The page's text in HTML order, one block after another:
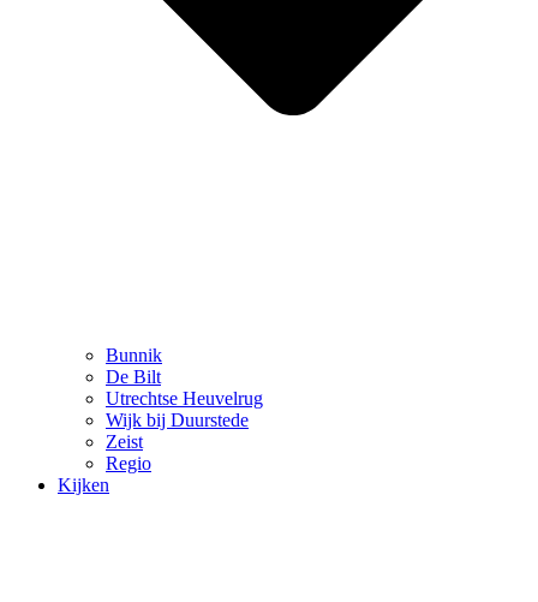
Bunnik
De Bilt
Utrechtse Heuvelrug
Wijk bij Duurstede
Zeist
Regio
Kijken